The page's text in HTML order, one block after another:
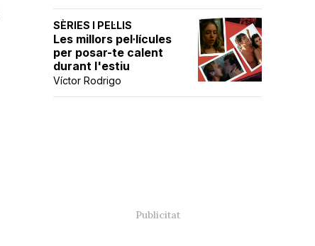
SÈRIES I PEL·LIS
Les millors pel·lícules
per posar-te calent
durant l'estiu
Víctor Rodrigo